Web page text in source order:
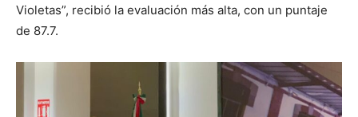
Violetas”, recibió la evaluación más alta, con un puntaje
de 87.7.